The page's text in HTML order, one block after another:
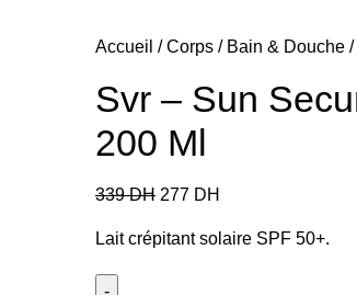
Accueil Corps Bain & Douche
Svr – Sun
200 Ml
339DH 277 DH
Lait crépitant solaire SPF 50+.